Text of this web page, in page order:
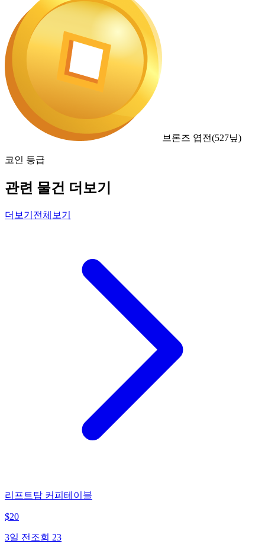
브론즈 엽전(527닢)
코인 등급
관련 물건 더보기
더보기 전체보기
리프트탑 커피테이블
$20
3일 전 조회 23